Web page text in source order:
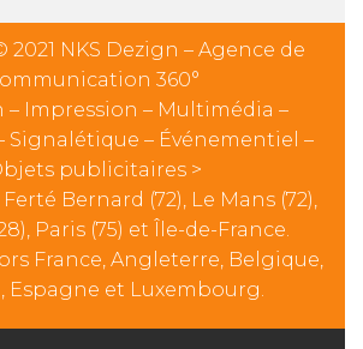
NKS Dezign – Agence de
360°
– Impression – Multimédia –
Signalétique – Événementiel –
publicitaires >
Bernard (72), Le Mans (72),
Paris (75) et Île-de-France.
France, Angleterre, Belgique,
Espagne et Luxembourg.